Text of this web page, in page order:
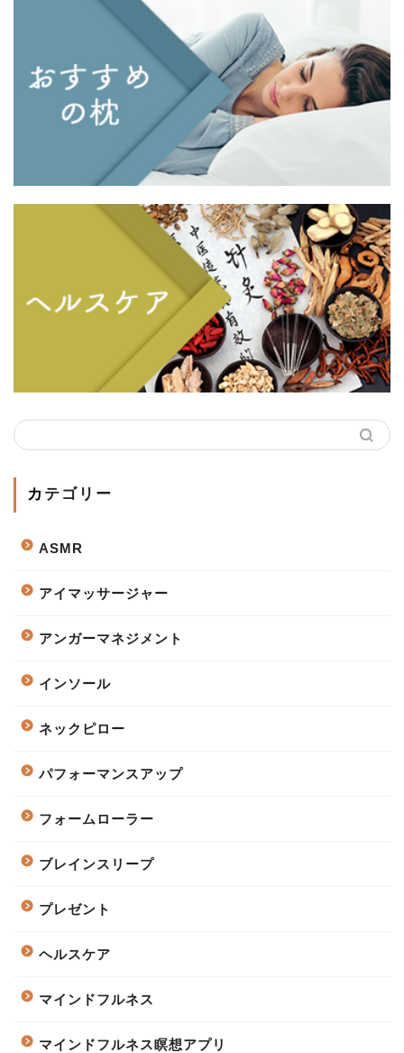
カテゴリー
ASMR
アイマッサージャー
アンガーマネジメント
インソール
ネックピロー
パフォーマンスアップ
フォームローラー
ブレインスリープ
プレゼント
ヘルスケア
マインドフルネス
マインドフルネス瞑想アプリ